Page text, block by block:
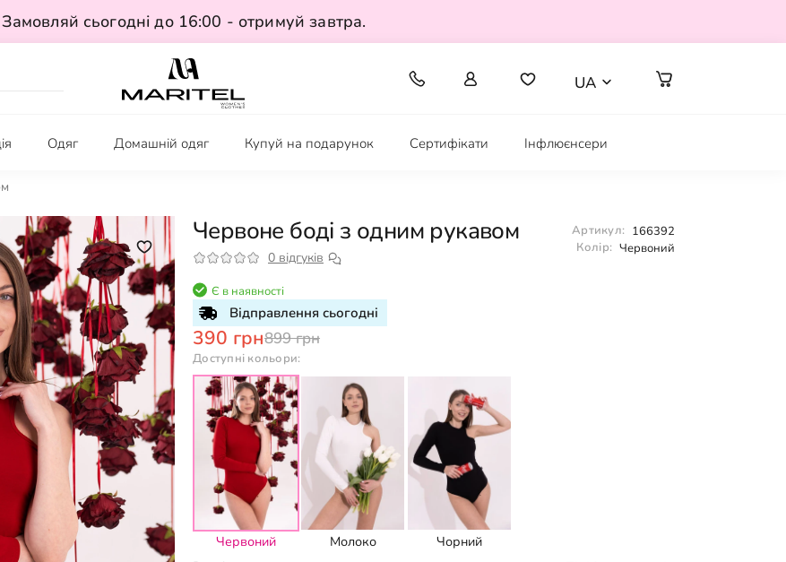
Замовляй сьогодні до 16:00 - отримуй завтра.
UA
Одяг Домашній одяг Купуй на подарунок Сертифікати Інфлюєнсери
Червоне боді з одним рукавом
0 відгуків
Артикул: 166392
Колір: Червоний
Є в наявності
Доступні кольори:
Червоний Молоко Чорний
Відправлення сьогодні
390 грн899 грн